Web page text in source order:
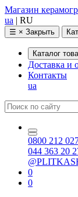
Магазин
ua | RU
☰ × Закрыть
Каталог
Доставка и
Контакты
ua
0800 212
044 363 20
0
0